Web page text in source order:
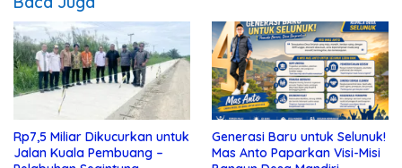
Rp7,5 Miliar Dikucurkan untuk
Jalan Kuala Pembuang –
Generasi Baru untuk Selunuk!
Mas Anto Paparkan Visi-Misi